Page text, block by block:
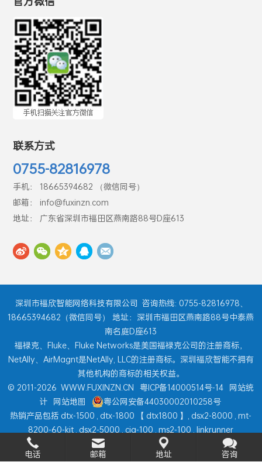
联系方式
0755-82816978
手机： 18665394682 （微信同号）
邮箱： info@fuxinzn.com
地址： 广东省深圳市福田区燕南路88号D座613
深圳市福欣智能网络科技有限公司 咨询热线: 0755-82816978、
18665394682（微信同号） 地址：深圳市福田区燕南路88号中泰燕
南名庭D座613
福禄克、Fluke、Fluke Networks是美国福禄克公司的注册商标，
NetAlly、AirMagnt是NetAlly, LLC的注册商标。深圳福欣智能不拥有
其他机构的商标的相关权益。
© 2011-2026 WWW.FUXINZN.CN 粤ICP备14000514号-14 网站统
计 网站地图
粤公网安备44030002010258号
热销产品包括 dtx-1500 , dtx-1800 【 dtx1800 】, dsx2-8000 , mt-
8200-60-kit , dsx2-5000 , ciq-100 , ms2-100 , linkrunner
onetouch at aircheck g2
电话
邮箱 地址 咨询